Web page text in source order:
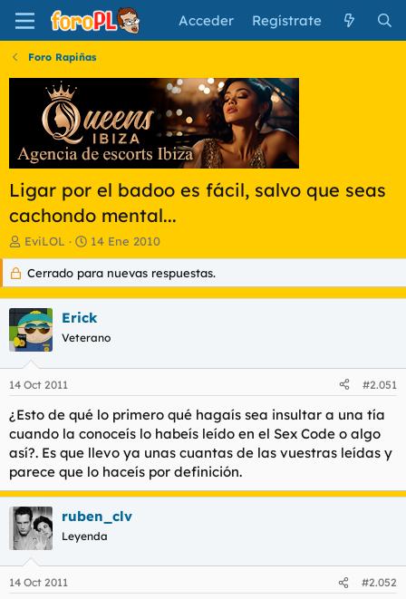
Acceder Regístrate
Foro Rapiñas
Ligar por el badoo es fácil, salvo que seas
cachondo mental...
I
n
c
i
a
d
o
r
d
l
t
e
m
EviLOL
F
e
c
h
d
e
n
i
o
14 Ene 2010
Cerrado para nuevas respuestas.
Erick
Veterano
14 Oct 2011 #2.051
¿Esto de qué lo primero qué hagaís sea insultar a una tía
cuando la conoceís lo habeís leído en el Sex Code o algo
así?. Es que llevo ya unas cuantas de las vuestras leídas y
parece que lo haceís por definición.
ruben_clv
Leyenda
14 Oct 2011 #2.052